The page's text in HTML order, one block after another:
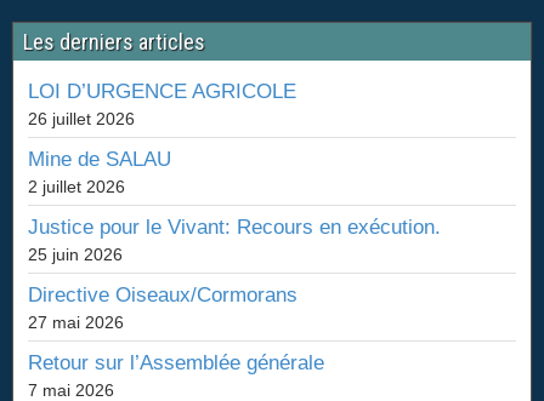
Les derniers articles
LOI D’URGENCE AGRICOLE
26 juillet 2026
Mine de SALAU
2 juillet 2026
Justice pour le Vivant: Recours en exécution.
25 juin 2026
Directive Oiseaux/Cormorans
27 mai 2026
Retour sur l’Assemblée générale
7 mai 2026